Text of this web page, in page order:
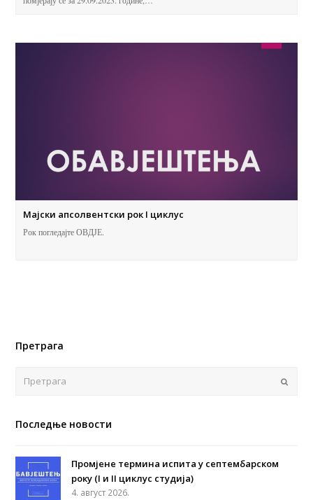
Мајски апсолвентски рок I циклус
Рок погледајте ОВДЈЕ.
Претрага
Последње новости
Промјене термина испита у септембарском
року (I и II циклус студија)
4. август 2026.